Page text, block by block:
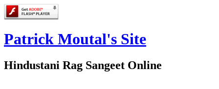
Patrick Moutal's Site
Hindustani Rag Sangeet Online